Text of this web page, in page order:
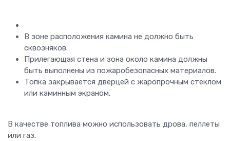
В зоне расположения камина не должно быть
сквозняков.
Прилегающая стена и зона около камина должны
быть выполнены из пожаробезопасных материалов.
Топка закрывается дверцей с жаропрочным стеклом
или каминным экраном.
В качестве топлива можно использовать дрова, пеллеты
или газ.